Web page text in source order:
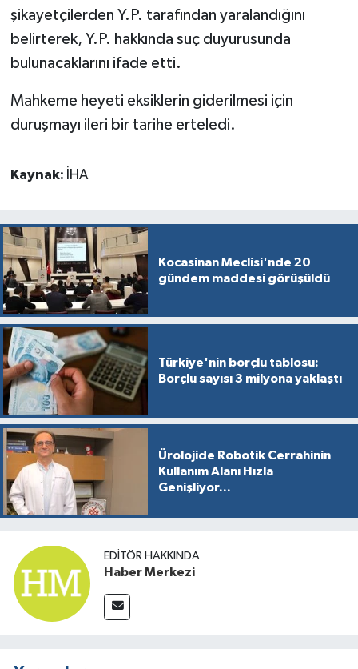
şikayetçilerden Y.P. tarafından yaralandığını
belirterek, Y.P. hakkında suç duyurusunda
bulunacaklarını ifade etti.
Mahkeme heyeti eksiklerin giderilmesi için
duruşmayı ileri bir tarihe erteledi.
Kaynak: İHA
Kocasinan Meclisi'nde 20
gündem maddesi görüşüldü
Türkiye'nin borçlu tablosu:
Borçlu sayısı 3 milyona yaklaştı
Ürolojide Robotik Cerrahinin
Kullanım Alanı Hızla
Genişliyor...
EDITÖR HAKKINDA
Haber Merkezi